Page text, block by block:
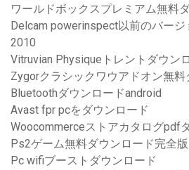
ワールドボックスプレミアム無料
Delcam powerinspect以前のバー
2010
Vitruvian Physiqueトレントダウン
Zygorクラシックワウアドオン無料
Bluetoothダウンロードandroid
Avast fpr pcをダウンロード
Woocommerceストアカタログpdf
Ps2ゲーム無料ダウンロード完全版
Pc wifiブーストダウンロード